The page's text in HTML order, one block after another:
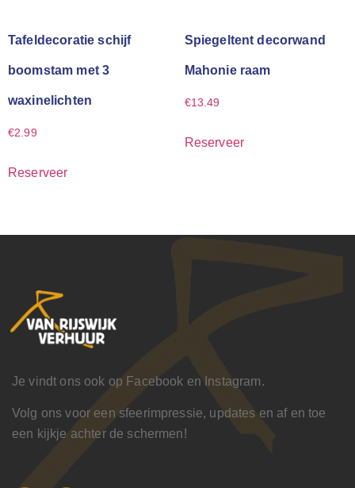
Tafeldecoratie schijf
boomstam met 3
waxinelichten
€2.99
Reserveer
Spiegeltent decorwand
Mahonie raam
€13.49
Reserveer
Je vindt ons ook op Facebook en Instagram.
Volg ons voor een sfeerimpressie, updates en af en toe
een kijkje achter de schermen!